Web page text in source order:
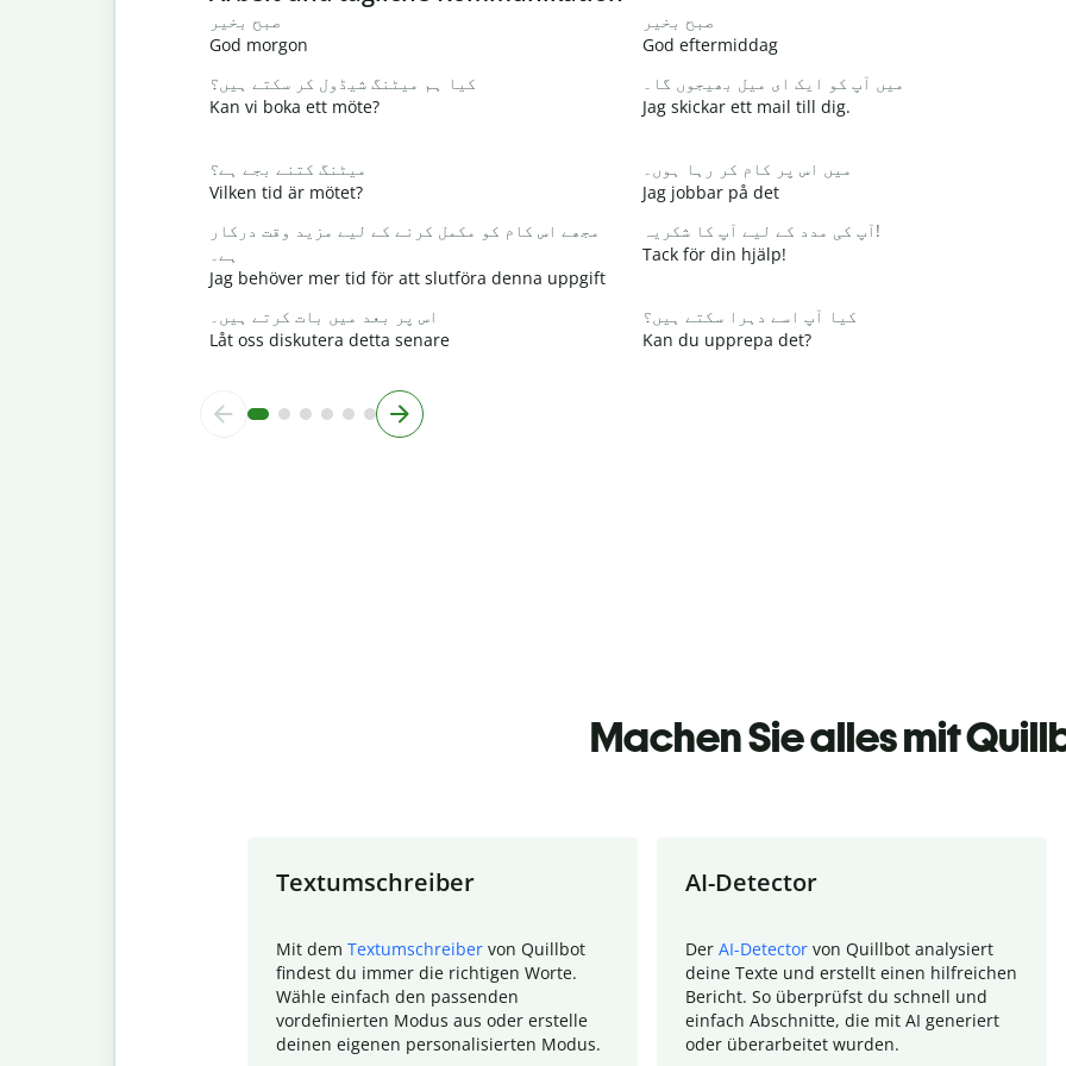
صبح بخیر
God morgon
صبح بخیر
God eftermiddag
کیا ہم میٹنگ شیڈول کر سکتے ہیں؟
Kan vi boka ett möte?
میں آپ کو ایک ای میل بھیجوں گا۔
Jag skickar ett mail till dig.
میٹنگ کتنے بجے ہے؟
Vilken tid är mötet?
میں اس پر کام کر رہا ہوں۔
Jag jobbar på det
مجھے اس کام کو مکمل کرنے کے لیے مزید وقت درکار
ہے۔
Jag behöver mer tid för att slutföra denna uppgift
آپ کی مدد کے لیے آپ کا شکریہ!
Tack för din hjälp!
اس پر بعد میں بات کرتے ہیں۔
Låt oss diskutera detta senare
کیا آپ اسے دہرا سکتے ہیں؟
Kan du upprepa det?
Machen Sie alles mit
Textumschreiber
Mit dem Textumschreiber von Quillbot
findest du immer die richtigen Worte.
Wähle einfach den passenden
vordefinierten Modus aus oder erstelle
deinen eigenen personalisierten Modus.
AI-Detector
Der AI-Detector von Quillbot analysiert
deine Texte und erstellt einen hilfreichen
Bericht. So überprüfst du schnell und
einfach Abschnitte, die mit AI generiert
oder überarbeitet wurden.